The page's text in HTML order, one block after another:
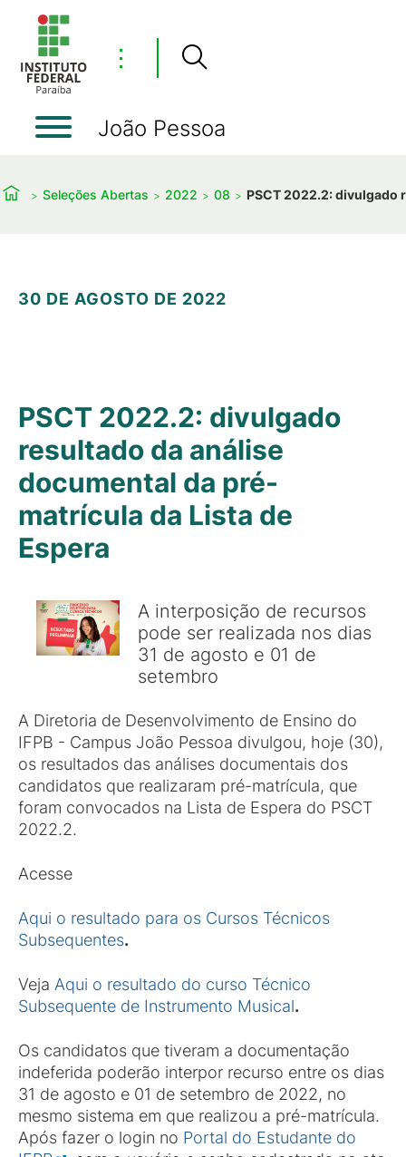
⋮
João Pessoa
Seleções Abertas 2022 08 PSCT 2022.2: divulgado
30 DE AGOSTO DE 2022
PSCT 2022.2: divulgado
resultado da análise
documental da pré-
matrícula da Lista de
Espera
A interposição de recursos
pode ser realizada nos dias
31 de agosto e 01 de
setembro
A Diretoria de Desenvolvimento de Ensino do
IFPB - Campus João Pessoa divulgou, hoje (30),
os resultados das análises documentais dos
candidatos que realizaram pré-matrícula, que
foram convocados na Lista de Espera do PSCT
2022.2.
Acesse
Aqui o resultado para os Cursos Técnicos
Subsequentes.
Veja Aqui o resultado do curso Técnico
Subsequente de Instrumento Musical.
Os candidatos que tiveram a documentação
indeferida poderão interpor recurso entre os dias
31 de agosto e 01 de setembro de 2022, no
mesmo sistema em que realizou a pré-matrícula.
Após fazer o login no Portal do Estudante do